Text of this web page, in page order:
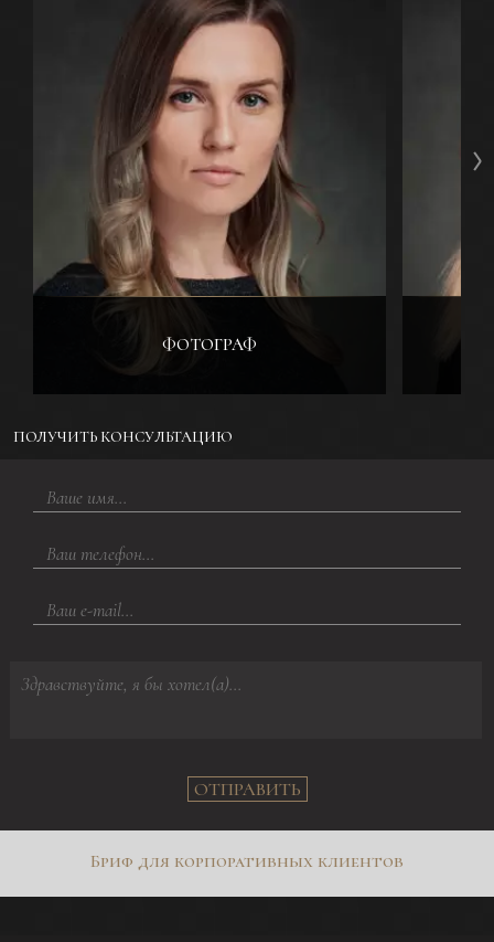
ФОТОГРАФ
ПОЛУЧИТЬ КОНСУЛЬТАЦИЮ
ОТПРАВИТЬ
Бриф для корпоративных клиентов